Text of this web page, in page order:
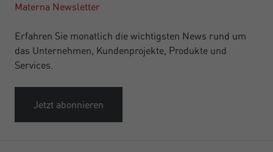
Materna Newsletter
Erfahren Sie monatlich die wichtigsten News rund um
das Unternehmen, Kundenprojekte, Produkte und
Services.
Jetzt abonnieren